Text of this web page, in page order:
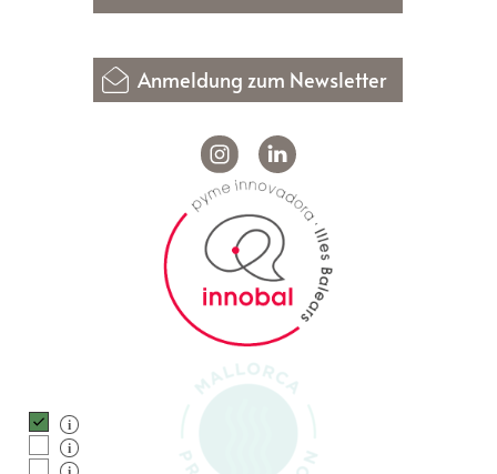
Anmeldung zum Newsletter